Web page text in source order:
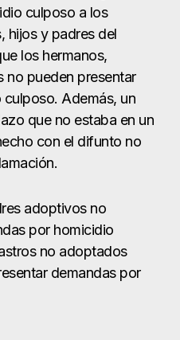
culposo a los
hijos y padres del
los hermanos,
no pueden presentar
Además, un
que no estaba en un
con el difunto no
adoptivos no
por homicidio
no adoptados
demandas por